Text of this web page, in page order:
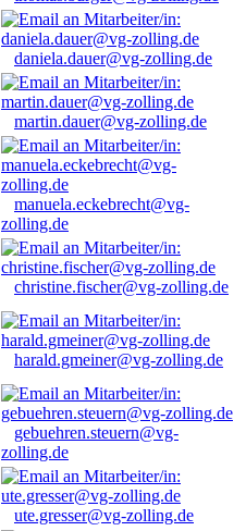
daniela.dauer@vg-zolling.de
martin.dauer@vg-zolling.de
manuela.eckebrecht@vg-
zolling.de
christine.fischer@vg-zolling.de
harald.gmeiner@vg-zolling.de
gebuehren.steuern@vg-
zolling.de
ute.gresser@vg-zolling.de